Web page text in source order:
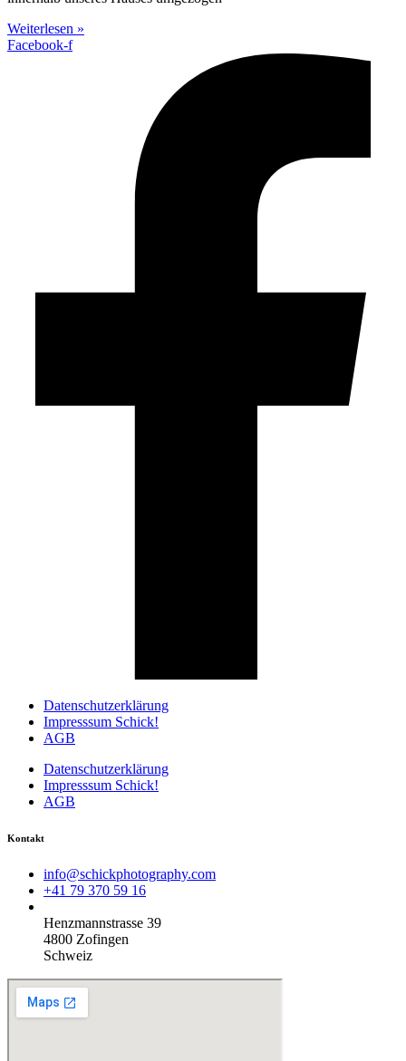
Weiterlesen »
Facebook-f
Datenschutzerklärung
Impresssum Schick!
AGB
Datenschutzerklärung
Impresssum Schick!
AGB
Kontakt
info@schickphotography.com
+41 79 370 59 16
Henzmannstrasse 39
4800 Zofingen
Schweiz